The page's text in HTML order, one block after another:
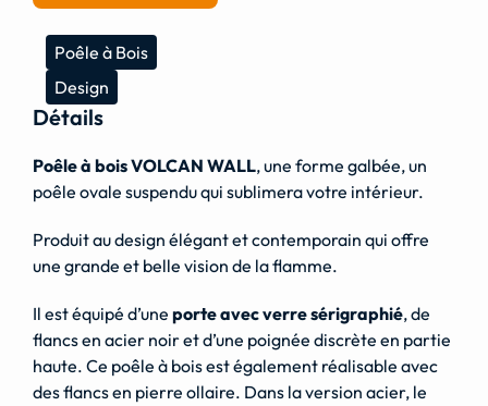
Poêle à Bois
Design
Détails
Poêle à bois VOLCAN WALL, une forme galbée, un
poêle ovale suspendu qui sublimera votre intérieur.
Produit au design élégant et contemporain qui offre
une grande et belle vision de la flamme.
Il est équipé d’une porte avec verre sérigraphié, de
flancs en acier noir et d’une poignée discrète en partie
haute. Ce poêle à bois est également réalisable avec
des flancs en pierre ollaire. Dans la version acier, le